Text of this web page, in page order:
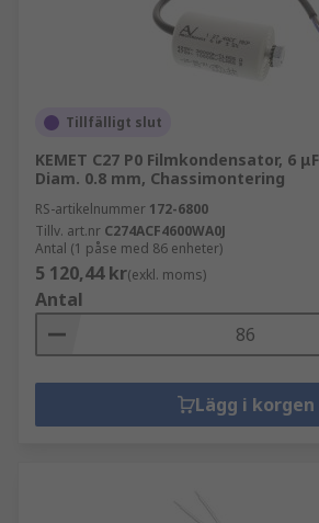
Tillfälligt slut
KEMET C27 P0 Filmkondensator, 6
Diam. 0.8 mm, Chassimontering
RS-artikelnummer 172-6800
Tillv. art.nr C274ACF4600WA0J
Antal (1 påse med 86 enheter)
5 120,44 kr(exkl. moms)
Antal
Lägg i korgen